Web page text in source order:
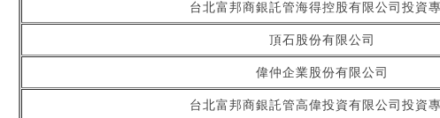
台北富邦商銀託管海得控股有限公司投資
頂石股份有限公司
偉仲企業股份有限公司
台北富邦商銀託管高偉投資有限公司投資